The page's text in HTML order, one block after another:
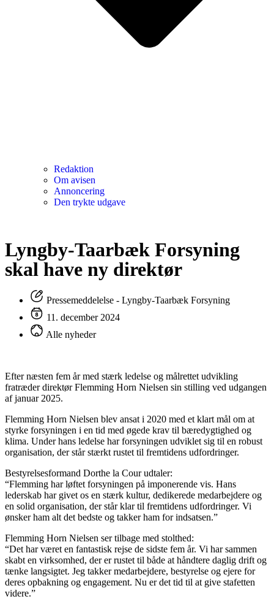
Redaktion
Om avisen
Annoncering
Den trykte udgave
Lyngby-Taarbæk Forsyning
skal have ny direktør
Pressemeddelelse - Lyngby-Taarbæk Forsyning
11. december 2024
Alle nyheder
Efter næsten fem år med stærk ledelse og målrettet udvikling
fratræder direktør Flemming Horn Nielsen sin stilling ved udgangen
af januar 2025.
Flemming Horn Nielsen blev ansat i 2020 med et klart mål om at
styrke forsyningen i en tid med øgede krav til bæredygtighed og
klima. Under hans ledelse har forsyningen udviklet sig til en robust
organisation, der står stærkt rustet til fremtidens udfordringer.
Bestyrelsesformand Dorthe la Cour udtaler:
“Flemming har løftet forsyningen på imponerende vis. Hans
lederskab har givet os en stærk kultur, dedikerede medarbejdere og
en solid organisation, der står klar til fremtidens udfordringer. Vi
ønsker ham alt det bedste og takker ham for indsatsen.”
Flemming Horn Nielsen ser tilbage med stolthed:
“Det har været en fantastisk rejse de sidste fem år. Vi har sammen
skabt en virksomhed, der er rustet til både at håndtere daglig drift og
tænke langsigtet. Jeg takker medarbejdere, bestyrelse og ejere for
deres opbakning og engagement. Nu er det tid til at give stafetten
videre.”